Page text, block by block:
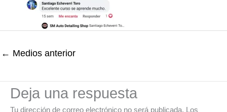
← Medios anterior
Deja una respuesta
Tu dirección de correo electrónico no será publicada. Los